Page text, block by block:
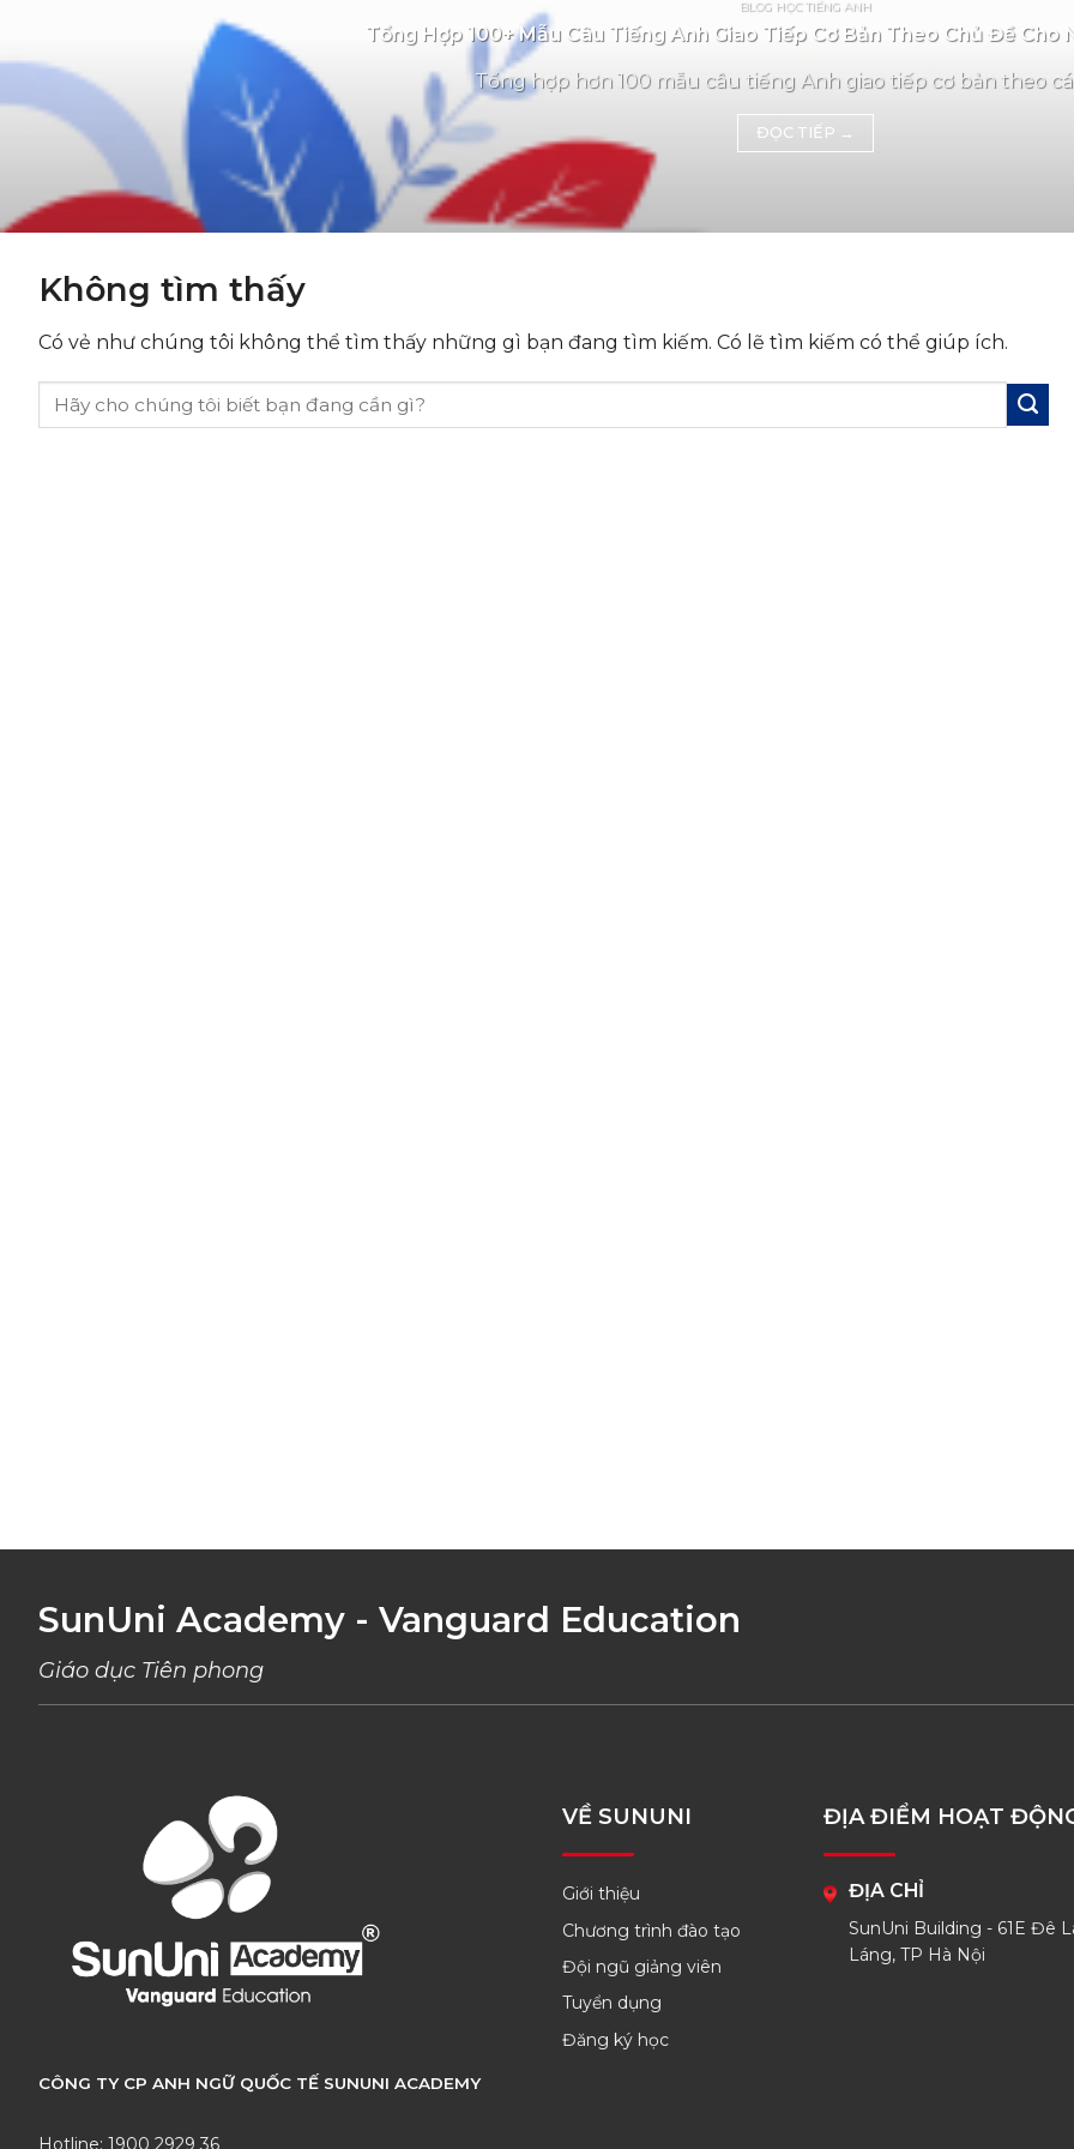
BLOG HỌC TIẾNG ANH
Tổng Hợp 100+ Mẫu Câu Tiếng Anh Giao Tiếp Cơ Bản Theo Chủ Đề Cho
Tổng hợp hơn 100 mẫu câu tiếng Anh giao tiếp cơ bản theo
ĐỌC TIẾP →
Không tìm thấy
Có vẻ như chúng tôi không thể tìm thấy những gì bạn đang tìm kiếm. Có lẽ tìm kiếm có thể giúp ích.
SunUni Academy - Vanguard Education
Giáo dục Tiên phong
CÔNG TY CP ANH NGỮ QUỐC TẾ SUNUNI ACADEMY
Hotline: 1900 2929 36
VỀ SUNUNI
Giới thiệu
Chương trình đào tạo
Đội ngũ giảng viên
Tuyển dụng
Đăng ký học
ĐỊA ĐIỂM HOẠT
ĐỊA CHỈ
SunUni Building - 61E Đê
Láng, TP Hà Nội